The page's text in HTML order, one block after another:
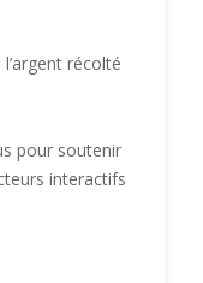
récolté
pour soutenir
interactifs